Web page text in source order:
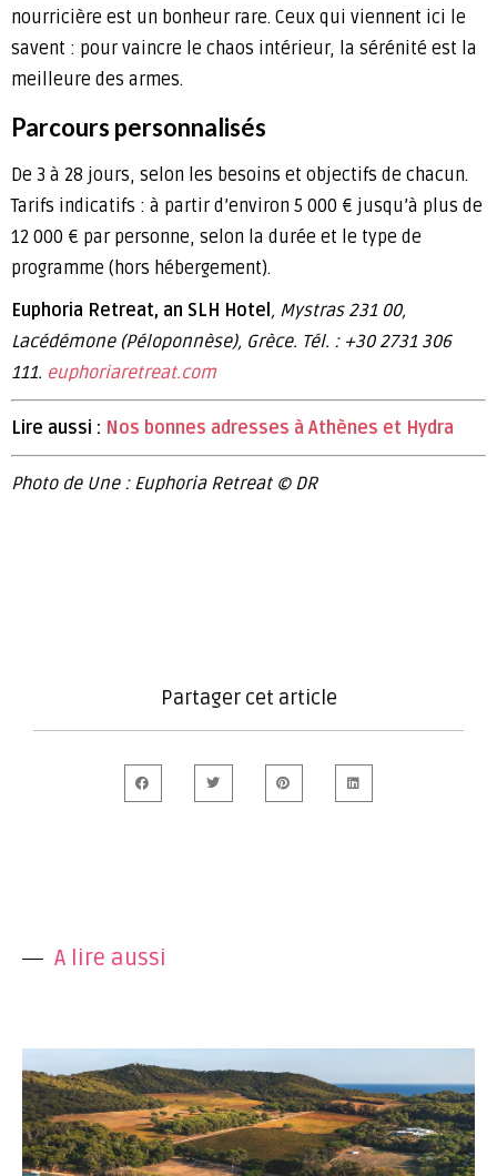
nourricière est un bonheur rare. Ceux qui viennent ici le
savent : pour vaincre le chaos intérieur, la sérénité est la
meilleure des armes.
Parcours personnalisés
De 3 à 28 jours, selon les besoins et objectifs de chacun.
Tarifs indicatifs : à partir d’environ 5 000 € jusqu’à plus de
12 000 € par personne, selon la durée et le type de
programme (hors hébergement).
Euphoria Retreat, an SLH Hotel, Mystras 231 00,
Lacédémone (Péloponnèse), Grèce. Tél. : +30 2731 306
111. euphoriaretreat.com
Lire aussi : Nos bonnes adresses à Athènes et Hydra
Photo de Une : Euphoria Retreat © DR
Partager cet article
A lire aussi